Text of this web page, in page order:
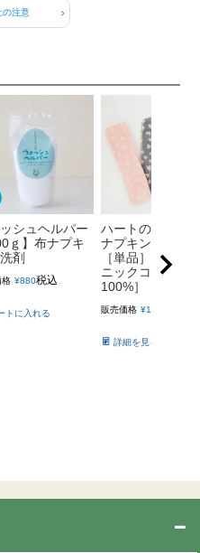
の注意
シュヘルパー
ｇ】布ナプキ
剤
格 ¥880税込
トに入れる
ハートの三つ折
ナプキン【薄手
［単品］ ［純オ
ニックコットン
100%］
販売価格 ¥1,540
詳細を見る